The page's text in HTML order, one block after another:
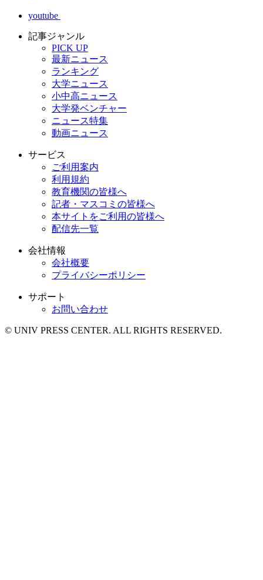
youtube
記事ジャンル
PICK UP
最新ニュース
ランキング
大学ニュース
小中高ニュース
大学発ベンチャー
ニュース特集
動画ニュース
サービス
ご利用案内
利用規約
教育機関の皆様へ
記者・マスコミの皆様へ
本サイトをご利用の皆様へ
配信先一覧
会社情報
会社概要
プライバシーポリシー
サポート
お問い合わせ
© UNIV PRESS CENTER. ALL RIGHTS RESERVED.